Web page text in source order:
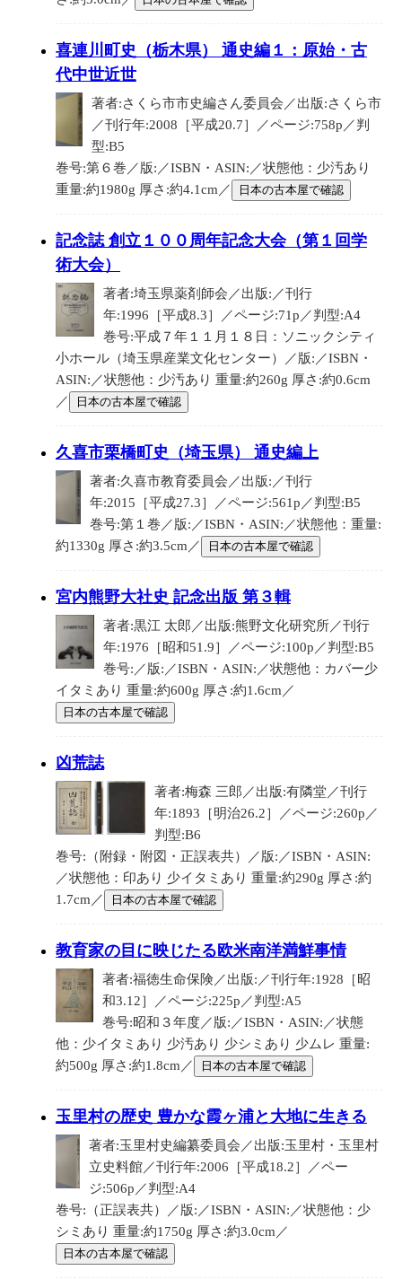
喜連川町史（栃木県） 通史編１：原始・古
代中世近世
著者:さくら市市史編さん委員会／出版:さくら市
／刊行年:2008［平成20.7］／ページ:758p／判
型:B5
巻号:第６巻／版:／ISBN・ASIN:／状態他：少汚あり
重量:約1980g 厚さ:約4.1cm／
日本の古本屋で確認
記念誌 創立１００周年記念大会（第１回学
術大会）
著者:埼玉県薬剤師会／出版:／刊行
年:1996［平成8.3］／ページ:71p／判型:A4
巻号:平成７年１１月１８日：ソニックシティ
小ホール（埼玉県産業文化センター）／版:／ISBN・
ASIN:／状態他：少汚あり 重量:約260g 厚さ:約0.6cm
／
日本の古本屋で確認
久喜市栗橋町史（埼玉県） 通史編上
著者:久喜市教育委員会／出版:／刊行
年:2015［平成27.3］／ページ:561p／判型:B5
巻号:第１巻／版:／ISBN・ASIN:／状態他：重量:
約1330g 厚さ:約3.5cm／
日本の古本屋で確認
宮内熊野大社史 記念出版 第３輯
著者:黒江 太郎／出版:熊野文化研究所／刊行
年:1976［昭和51.9］／ページ:100p／判型:B5
巻号:／版:／ISBN・ASIN:／状態他：カバー少
イタミあり 重量:約600g 厚さ:約1.6cm／
日本の古本屋で確認
凶荒誌
著者:梅森 三郎／出版:有隣堂／刊行
年:1893［明治26.2］／ページ:260p／
判型:B6
巻号:（附録・附図・正誤表共）／版:／ISBN・ASIN:
／状態他：印あり 少イタミあり 重量:約290g 厚さ:約
1.7cm／
日本の古本屋で確認
教育家の目に映じたる欧米南洋満鮮事情
著者:福徳生命保険／出版:／刊行年:1928［昭
和3.12］／ページ:225p／判型:A5
巻号:昭和３年度／版:／ISBN・ASIN:／状態
他：少イタミあり 少汚あり 少シミあり 少ムレ 重量:
約500g 厚さ:約1.8cm／
日本の古本屋で確認
玉里村の歴史 豊かな霞ヶ浦と大地に生きる
著者:玉里村史編纂委員会／出版:玉里村・玉里村
立史料館／刊行年:2006［平成18.2］／ペー
ジ:506p／判型:A4
巻号:（正誤表共）／版:／ISBN・ASIN:／状態他：少
シミあり 重量:約1750g 厚さ:約3.0cm／
日本の古本屋で確認